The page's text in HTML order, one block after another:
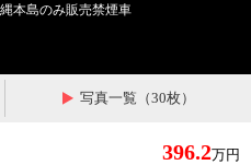
島のみ販売禁煙車
写真一覧（30枚）
396.2万円